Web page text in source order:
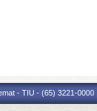
- TIU - (65) 3221-